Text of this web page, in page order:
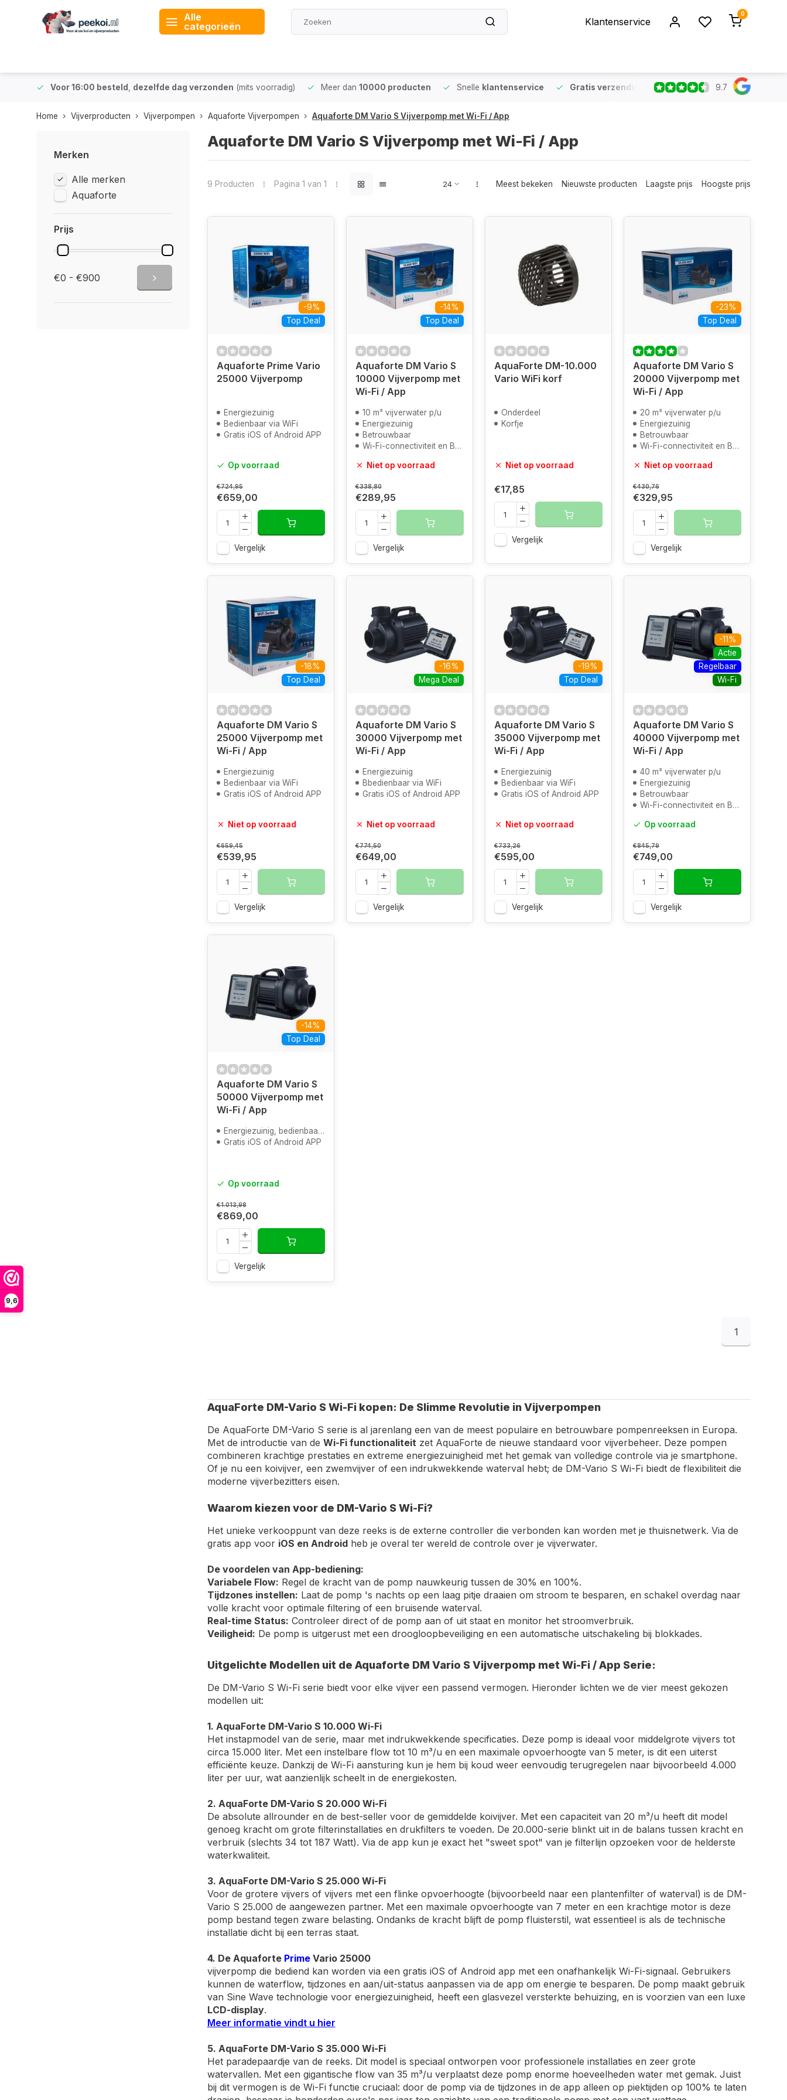
9,6
Alle
categorieën
Klantenservice
0
Voor 16:00 besteld dezelfde dag verzonden (mits voorradig) Meer dan 10000 producten Snelle klantenservice Gratis verzending vanaf €75 (NL & BE) Voor
9.7
Home Vijverproducten Vijverpompen Aquaforte Vijverpompen Aquaforte DM Vario S Vijverpomp met Wi-Fi / App
Merken
Alle merken
Aquaforte
Prijs
€0 - €900
Aquaforte DM Vario S Vijverpomp met Wi-Fi / App
9 Producten Pagina 1 van 1 Meest bekeken Nieuwste producten Laagste prijs Hoogste prijs
-9%
Top Deal
Aquaforte Prime Vario
25000 Vijverpomp
Energiezuinig
Bedienbaar via WiFi
Gratis iOS of Android APP
Op voorraad
€724,95
€659,00
Vergelijk
-14%
Top Deal
Aquaforte DM Vario S
10000 Vijverpomp met
Wi-Fi / App
10 m³ vijverwater p/u
Energiezuinig
Betrouwbaar
Wi-Fi-connectiviteit en Bediening
Niet op voorraad
€338,80
€289,95
Vergelijk
AquaForte DM-10.000
Vario WiFi korf
Onderdeel
Korfje
Niet op voorraad
€17,85
Vergelijk
-23%
Top Deal
Aquaforte DM Vario S
20000 Vijverpomp met
Wi-Fi / App
20 m³ vijverwater p/u
Energiezuinig
Betrouwbaar
Wi-Fi-connectiviteit en Bediening
Niet op voorraad
€430,76
€329,95
Vergelijk
-18%
Top Deal
Aquaforte DM Vario S
25000 Vijverpomp met
Wi-Fi / App
Energiezuinig
Bedienbaar via WiFi
Gratis iOS of Android APP
Niet op voorraad
€659,45
€539,95
Vergelijk
-16%
Mega Deal
Aquaforte DM Vario S
30000 Vijverpomp met
Wi-Fi / App
Energiezuinig
Bbedienbaar via WiFi
Gratis iOS of Android APP
Niet op voorraad
€774,50
€649,00
Vergelijk
-19%
Top Deal
Aquaforte DM Vario S
35000 Vijverpomp met
Wi-Fi / App
Energiezuinig
Bedienbaar via WiFi
Gratis iOS of Android APP
Niet op voorraad
€733,26
€595,00
Vergelijk
-11%
Actie
Regelbaar
Wi-Fi
Aquaforte DM Vario S
40000 Vijverpomp met
Wi-Fi / App
40 m³ vijverwater p/u
Energiezuinig
Betrouwbaar
Wi-Fi-connectiviteit en Bediening
Op voorraad
€845,79
€749,00
Vergelijk
-14%
Top Deal
Aquaforte DM Vario S
50000 Vijverpomp met
Wi-Fi / App
Energiezuinig, bedienbaar via WiFi
Gratis iOS of Android APP
Op voorraad
€1.013,98
€869,00
Vergelijk
1
AquaForte DM-Vario S Wi-Fi kopen: De Slimme Revolutie in Vijverpompen
De AquaForte DM-Vario S serie is al jarenlang een van de meest populaire en betrouwbare pompenreeksen in Europa.
Met de introductie van de Wi-Fi functionaliteitzet AquaForte de nieuwe standaard voor vijverbeheer. Deze pompen
combineren krachtige prestaties en extreme energiezuinigheid met het gemak van volledige controle via je smartphone.
Of je nu een koivijver, een zwemvijver of een indrukwekkende waterval hebt; de DM-Vario S Wi-Fi biedt de flexibiliteit die
moderne vijverbezitters eisen.
Waarom kiezen voor de DM-Vario S Wi-Fi?
Het unieke verkooppunt van deze reeks is de externe controller die verbonden kan worden met je thuisnetwerk. Via de
gratis app voor iOS en Androidheb je overal ter wereld de controle over je vijverwater.
De voordelen van App-bediening:
Variabele Flow: Regel de kracht van de pomp nauwkeurig tussen de 30% en 100%.
Tijdzones instellen: Laat de pomp 's nachts op een laag pitje draaien om stroom te besparen, en schakel overdag naar
volle kracht voor optimale filtering of een bruisende waterval.
Real-time Status: Controleer direct of de pomp aan of uit staat en monitor het stroomverbruik.
Veiligheid: De pomp is uitgerust met een droogloopbeveiliging en een automatische uitschakeling bij blokkades.
Uitgelichte Modellen uit de Aquaforte DM Vario S Vijverpomp met Wi-Fi / App Serie:
De DM-Vario S Wi-Fi serie biedt voor elke vijver een passend vermogen. Hieronder lichten we de vier meest gekozen
modellen uit:
1. AquaForte DM-Vario S 10.000 Wi-Fi
Het instapmodel van de serie, maar met indrukwekkende specificaties. Deze pomp is ideaal voor middelgrote vijvers tot
circa 15.000 liter. Met een instelbare flow tot 10 m³/u en een maximale opvoerhoogte van 5 meter, is dit een uiterst
efficiënte keuze. Dankzij de Wi-Fi aansturing kun je hem bij koud weer eenvoudig terugregelen naar bijvoorbeeld 4.000
liter per uur, wat aanzienlijk scheelt in de energiekosten.
2. AquaForte DM-Vario S 20.000 Wi-Fi
De absolute allrounder en de best-seller voor de gemiddelde koivijver. Met een capaciteit van 20 m³/u heeft dit model
genoeg kracht om grote filterinstallaties en drukfilters te voeden. De 20.000-serie blinkt uit in de balans tussen kracht en
verbruik (slechts 34 tot 187 Watt). Via de app kun je exact het "sweet spot" van je filterlijn opzoeken voor de helderste
waterkwaliteit.
3. AquaForte DM-Vario S 25.000 Wi-Fi
Voor de grotere vijvers of vijvers met een flinke opvoerhoogte (bijvoorbeeld naar een plantenfilter of waterval) is de DM-
Vario S 25.000 de aangewezen partner. Met een maximale opvoerhoogte van 7 meter en een krachtige motor is deze
pomp bestand tegen zware belasting. Ondanks de kracht blijft de pomp fluisterstil, wat essentieel is als de technische
installatie dicht bij een terras staat.
4. De Aquaforte PrimeVario 25000
vijverpomp die bediend kan worden via een gratis iOS of Android app met een onafhankelijk Wi-Fi-signaal. Gebruikers
kunnen de waterflow, tijdzones en aan/uit-status aanpassen via de app om energie te besparen. De pomp maakt gebruik
van Sine Wave technologie voor energiezuinigheid, heeft een glasvezel versterkte behuizing, en is voorzien van een luxe
LCD-display.
Meer informatie vindt u hier
5. AquaForte DM-Vario S 35.000 Wi-Fi
Het paradepaardje van de reeks. Dit model is speciaal ontworpen voor professionele installaties en zeer grote
watervallen. Met een gigantische flow van 35 m³/u verplaatst deze pomp enorme hoeveelheden water met gemak. Juist
bij dit vermogen is de Wi-Fi functie cruciaal: door de pomp via de tijdzones in de app alleen op piektijden op 100% te laten